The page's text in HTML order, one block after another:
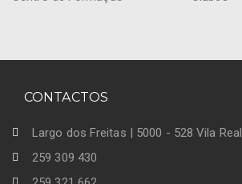
CONTACTOS
Largo dos Freitas | 5000 - 528 Vila Real
259 309 430